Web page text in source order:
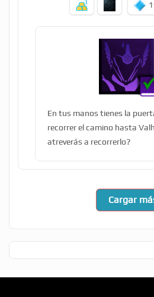
En tus manos tienes la
recorrer el camino hasta
atreverás a recorrerlo?
Cargar